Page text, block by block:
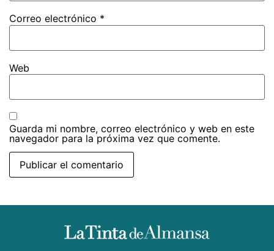
Correo electrónico *
Web
Guarda mi nombre, correo electrónico y web en este
navegador para la próxima vez que comente.